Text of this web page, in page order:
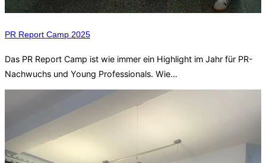
PR Report Camp 2025
Das PR Report Camp ist wie immer ein Highlight im Jahr für PR-
Nachwuchs und Young Professionals. Wie…